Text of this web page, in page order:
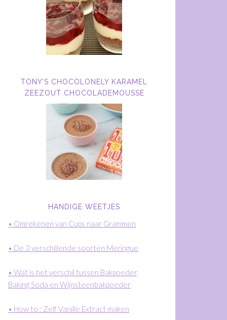
TONY’S CHOCOLONELY KARAMEL
ZEEZOUT CHOCOLADEMOUSSE
HANDIGE WEETJES
• Omrekenen van Cups naar Grammen
• De 3 verschillende soorten Meringue
• Wat is het verschil tussen Bakpoeder,
Baking Soda en Wijnsteenbakpoeder
• How to : Zelf Vanille Extract maken